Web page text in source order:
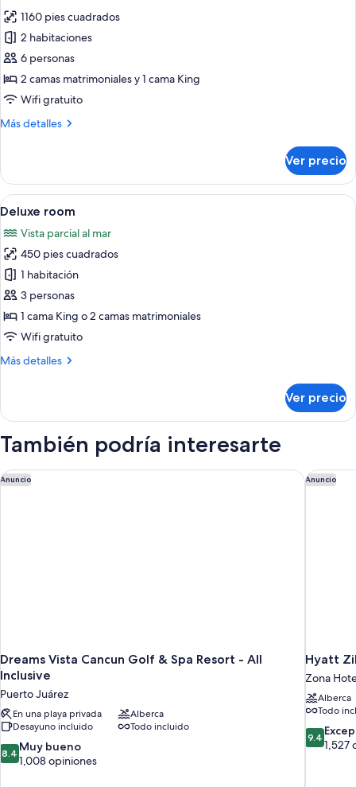
fotos
de
Caribe
Suite
1160 pies cuadrados
2 habitaciones
6 personas
2 camas matrimoniales y 1 cama King
Wifi gratuito
Más detalles
Más
Suite
Ver precio
Abrir
todas
las
fotos
de
Deluxe
room
Habitación de hotel con una cama
7
Deluxe room
Vista parcial al mar
450 pies cuadrados
1 habitación
3 personas
1 cama King o 2 camas matrimoniales
Wifi gratuito
Más detalles
Más
room
Ver precio
También podría interesarte
Anuncio
Dreams Vista Cancun Golf & Spa Resort - All
Inclusive
Puerto Juárez
En una playa privada
Alberca
Desayuno incluido
Todo incluido
8.4
de
8.4 Muy bueno
1,008 opiniones
Dreams Vista Cancun Golf & Spa Resort - All InclusiveAnuncio
Zona
Alberca
Todo
9.4
de
9.4
1,527
Hyatt